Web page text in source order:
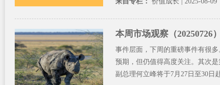
本周市场观察（20250726
事件层面，下周的重磅事件有很
预期，但仍值得高度关注。其次
副总理何立峰将于7月27日至30日